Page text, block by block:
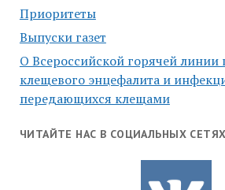
Приоритеты
Выпуски газет
О Всероссийской горячей линии
клещевого энцефалита и
передающихся клещами
ЧИТАЙТЕ НАС В СОЦИАЛЬНЫХ СЕТЯХ